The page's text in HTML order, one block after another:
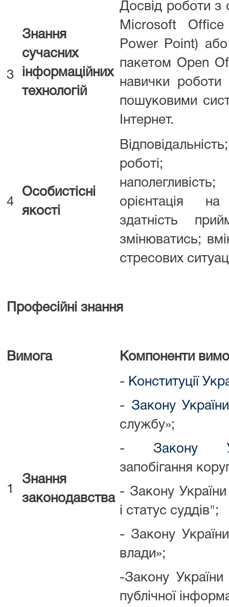
3
Знання
сучасних
інформаційних
технологій
Досвід роботи з
Microsoft
Power Point)
пакетом Open
навички роботи
пошуковими
Інтернет.
4
Особистісні
якості
роботі;
орієнтація
здатність
змінюватись;
стресових
Професійні знання
Вимога Компоненти
1
Знання
законодавства
- Конституції
- Закону України
службу»;
- Закону
запобігання
- Закону
і статус суддів";
- Закону
влади»;
-Закону
публічної